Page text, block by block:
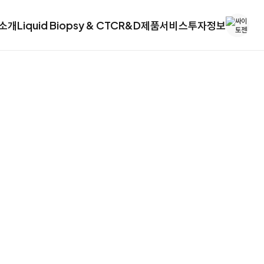
개Liquid Biopsy & CTCR&D제품서비스투자정보